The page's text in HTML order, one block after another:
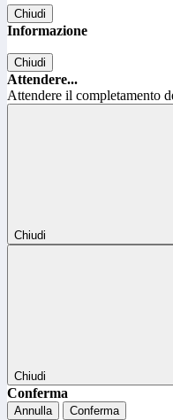
Chiudi
Informazione
Chiudi
Attendere...
Attendere il completamento
Chiudi
Chiudi
Conferma
Annulla Conferma